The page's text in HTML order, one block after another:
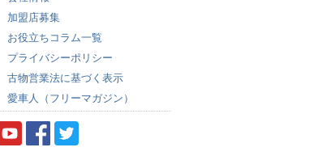
加盟店募集
お役立ちコラム一覧
プライバシーポリシー
古物営業法に基づく表示
愛車人（フリーマガジン）